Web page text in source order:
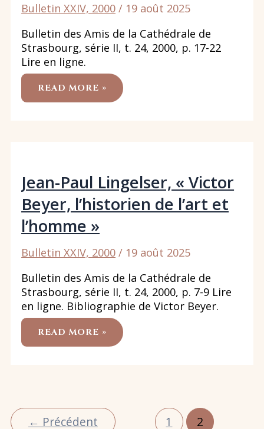
Bulletin XXIV, 2000 / 19 août 2025
Bulletin des Amis de la Cathédrale de
Strasbourg, série II, t. 24, 2000, p. 17-22
Lire en ligne.
SUZANNE
BRAUN,
LA
CRYPTE
LA
CATHÉDRALE
DE
STRASBOURG.
APPROCHE »
READ MORE »
Jean-Paul Lingelser, « Victor
Beyer, l’historien de l’art et
l’homme »
Bulletin XXIV, 2000 / 19 août 2025
Bulletin des Amis de la Cathédrale de
Strasbourg, série II, t. 24, 2000, p. 7-9 Lire
en ligne. Bibliographie de Victor Beyer.
JEAN-
PAUL
READ MORE »
← Précédent 1 2